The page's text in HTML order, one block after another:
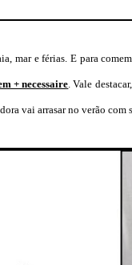
mar e férias. E para
+ necessaire. Vale
vai arrasar no verão com